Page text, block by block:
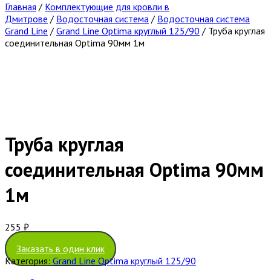
Главная / Комплектующие для кровли в
Дмитрове / Водосточная система / Водосточная система
Grand Line / Grand Line Optima круглый 125/90 / Труба круглая
соединительная Optima 90мм 1м
Труба круглая
соединительная Optima 90мм
1м
255 ₽
Заказать в один клик
Категория: Grand Line Optima круглый 125/90